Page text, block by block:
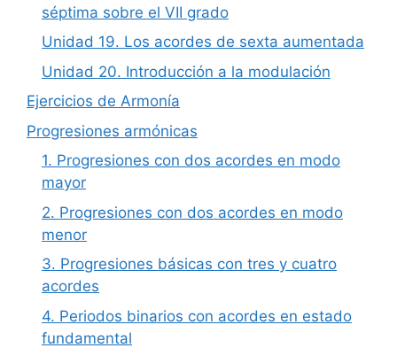
séptima sobre el VII grado
Unidad 19. Los acordes de sexta aumentada
Unidad 20. Introducción a la modulación
Ejercicios de Armonía
Progresiones armónicas
1. Progresiones con dos acordes en modo
mayor
2. Progresiones con dos acordes en modo
menor
3. Progresiones básicas con tres y cuatro
acordes
4. Periodos binarios con acordes en estado
fundamental